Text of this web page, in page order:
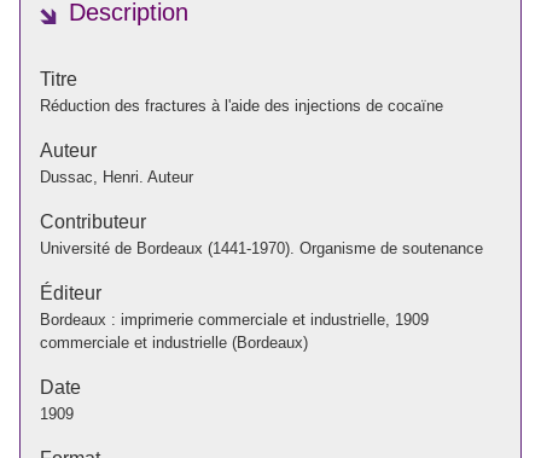
Description
Titre
Réduction des fractures à l'aide des injections de cocaïne
Auteur
Dussac, Henri. Auteur
Contributeur
Université de Bordeaux (1441-1970). Organisme de soutenance
Éditeur
Bordeaux : imprimerie commerciale et industrielle, 1909
commerciale et industrielle (Bordeaux)
Date
1909